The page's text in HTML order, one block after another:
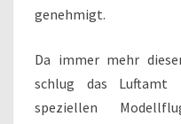
genehmigt.
Da immer mehr
schlug das Luftamt
speziellen